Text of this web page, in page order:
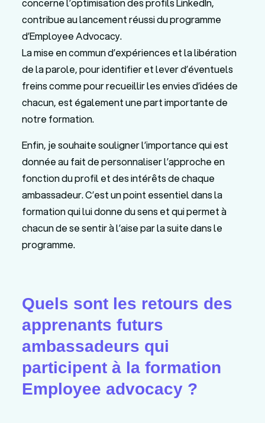
concerne l’optimisation des profils LinkedIn,
contribue au lancement réussi du programme
d’Employee Advocacy.
La mise en commun d’expériences et la libération
de la parole, pour identifier et lever d’éventuels
freins comme pour recueillir les envies d’idées de
chacun, est également une part importante de
notre formation.
Enfin, je souhaite souligner l’importance qui est
donnée au fait de personnaliser l’approche en
fonction du profil et des intérêts de chaque
ambassadeur. C’est un point essentiel dans la
formation qui lui donne du sens et qui permet à
chacun de se sentir à l’aise par la suite dans le
programme.
Quels sont les retours des
apprenants futurs
ambassadeurs qui
participent à la formation
Employee advocacy ?